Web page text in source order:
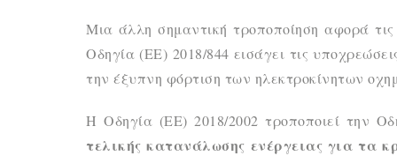
Μια άλλη σημαντική τροποποίηση αφορά
Οδηγία (ΕΕ) 2018/844 εισάγει τις
την έξυπνη φόρτιση των ηλεκτροκίνητων
Η Οδηγία (ΕΕ) 2018/2002 τροποποιεί την
τελικής κατανάλωσης ενέργειας για τα